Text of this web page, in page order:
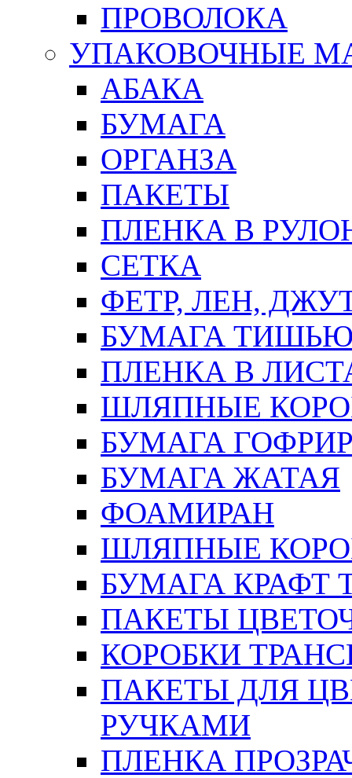
ПРОВОЛОКА
УПАКОВОЧНЫЕ
АБАКА
БУМАГА
ОРГАНЗА
ПАКЕТЫ
ПЛЕНКА В
СЕТКА
ФЕТР, ЛЕН,
БУМАГА
ПЛЕНКА В
ШЛЯПНЫЕ
БУМАГА
БУМАГА ЖАТАЯ
ФОАМИРАН
ШЛЯПНЫЕ
БУМАГА КРАФТ
ПАКЕТЫ
КОРОБКИ
ПАКЕТЫ ДЛЯ
РУЧКАМИ
ПЛЕНКА